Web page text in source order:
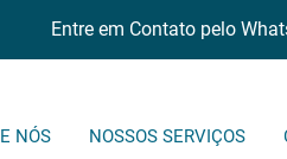
Entre em Contato pelo
NÓS NOSSOS SERVIÇOS